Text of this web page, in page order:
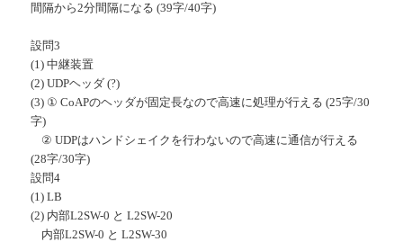
間隔から2分間隔になる (39字/40字)
設問3
(1) 中継装置
(2) UDPヘッダ (?)
(3) ① CoAPのヘッダが固定長なので高速に処理が行える (25字/30
字)
② UDPはハンドシェイクを行わないので高速に通信が行える
(28字/30字)
設問4
(1) LB
(2) 内部L2SW-0 と L2SW-20
内部L2SW-0 と L2SW-30